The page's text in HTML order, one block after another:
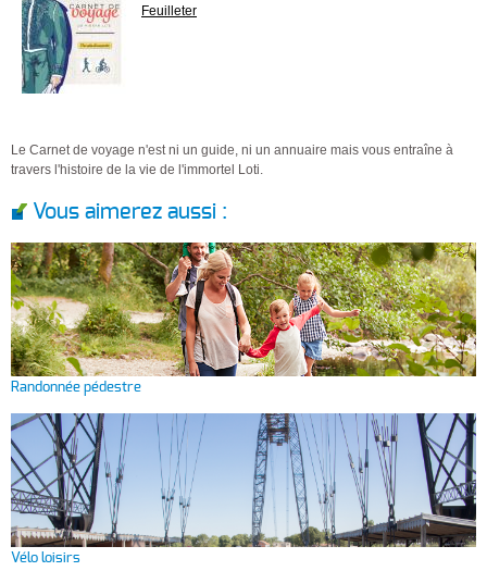
Feuilleter
Le Carnet de voyage n'est ni un guide, ni un annuaire mais vous entraîne à
travers l'histoire de la vie de l'immortel Loti.
Vous aimerez aussi :
Randonnée pédestre
Vélo loisirs